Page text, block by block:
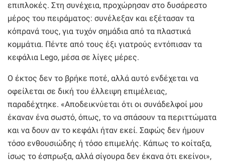
επιπλοκές. Στη συνέχεια, προχώρησαν στο δυσάρεστο
μέρος του πειράματος: συνέλεξαν και εξέτασαν τα
κόπρανά τους, για τυχόν σημάδια από τα πλαστικά
κομμάτια. Πέντε από τους έξι γιατρούς εντόπισαν τα
κεφάλια Lego, μέσα σε λίγες μέρες.
Ο έκτος δεν το βρήκε ποτέ, αλλά αυτό ενδέχεται να
οφείλεται σε δική του έλλειψη επιμέλειας,
παραδέχτηκε. «Αποδεικνύεται ότι οι συνάδελφοί μου
έκαναν ένα σωστό, όπως, το να σπάσουν τα περιττώματα
και να δουν αν το κεφάλι ήταν εκεί. Σαφώς δεν ήμουν
τόσο ενθουσιώδης ή τόσο επιμελής. Κάπως το κοίταξα,
ίσως το έσπρωξα, αλλά σίγουρα δεν έκανα ότι εκείνοι»,